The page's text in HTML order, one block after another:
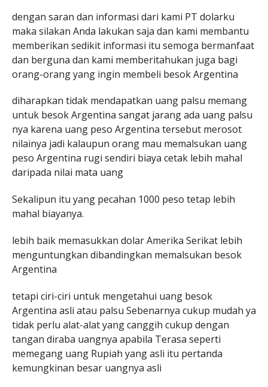
dengan saran dan informasi dari kami PT dolarku
maka silakan Anda lakukan saja dan kami membantu
memberikan sedikit informasi itu semoga bermanfaat
dan berguna dan kami memberitahukan juga bagi
orang-orang yang ingin membeli besok Argentina
diharapkan tidak mendapatkan uang palsu memang
untuk besok Argentina sangat jarang ada uang palsu
nya karena uang peso Argentina tersebut merosot
nilainya jadi kalaupun orang mau memalsukan uang
peso Argentina rugi sendiri biaya cetak lebih mahal
daripada nilai mata uang
Sekalipun itu yang pecahan 1000 peso tetap lebih
mahal biayanya.
lebih baik memasukkan dolar Amerika Serikat lebih
menguntungkan dibandingkan memalsukan besok
Argentina
tetapi ciri-ciri untuk mengetahui uang besok
Argentina asli atau palsu Sebenarnya cukup mudah ya
tidak perlu alat-alat yang canggih cukup dengan
tangan diraba uangnya apabila Terasa seperti
memegang uang Rupiah yang asli itu pertanda
kemungkinan besar uangnya asli